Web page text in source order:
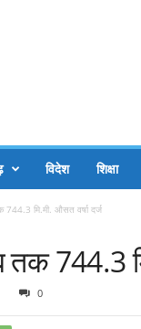
विदेश शिक्षा
मि.मी. औसत वर्षा दर्ज
744.3
0